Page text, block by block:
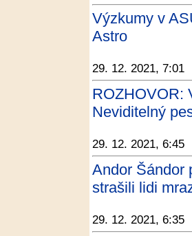
Výzkumy v
Astro
29. 12. 2021, 7:01
ROZHOVOR:
Neviditelný
29. 12. 2021, 6:45
Andor Šándor
strašili lidi
29. 12. 2021, 6:35